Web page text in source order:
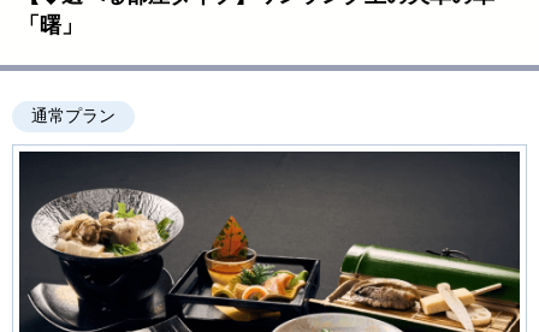
「曙」
通常プラン